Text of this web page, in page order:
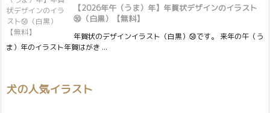
【2026年午（うま）年】年賀状デザインのイラスト
㊿（白黒）【無料】
年賀状のデザインイラスト（白黒）㊿です。 来年の午（う
ま）年のイラスト年賀はがき ...
犬の人気イラスト